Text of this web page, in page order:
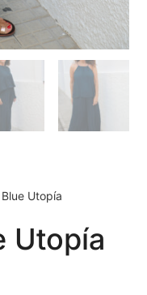
Utopía
Utopía